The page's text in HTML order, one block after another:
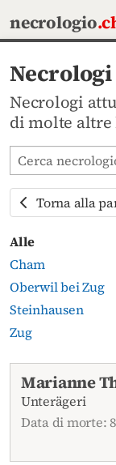
necrologio
Necrologi
Necrologi
di molte altre
Cerca avvisi
Torna alla
Alle
Cham
Oberwil bei Zug
Steinhausen
Zug
Necrologi attuali
Marianne
Unterägeri
Data di morte: